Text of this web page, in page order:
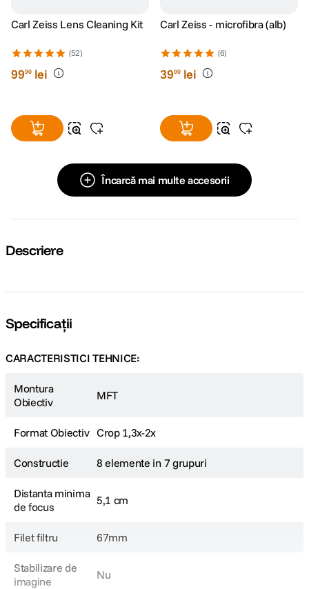
Carl Zeiss Lens Cleaning Kit
(52)
9990 lei
Carl Zeiss - microfibra (alb)
(6)
3990 lei
Încarcă mai multe accesorii
Descriere
Specificații
CARACTERISTICI TEHNICE:
Montura
Obiectiv
MFT
Format Obiectiv Crop 1,3x-2x
Constructie 8 elemente in 7 grupuri
Distanta minima
de focus
5,1 cm
Filet filtru 67mm
Stabilizare de
imagine
Nu